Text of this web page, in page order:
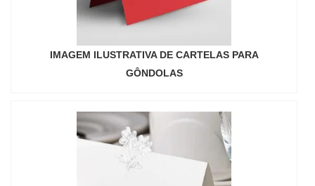
IMAGEM ILUSTRATIVA DE CARTELAS PARA
GÔNDOLAS